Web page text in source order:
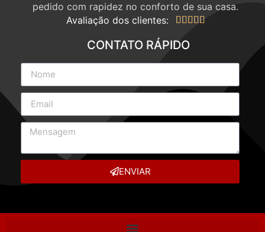
pedido com rapidez no conforto de sua casa.
Avaliação dos clientes:
    
CONTATO RÁPIDO
ENVIAR